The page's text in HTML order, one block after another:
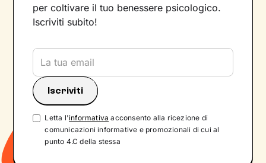
per coltivare il tuo benessere psicologico.
Iscriviti subito!
Letta l'informativa acconsento alla ricezione di
comunicazioni informative e promozionali di cui al
punto 4.C della stessa